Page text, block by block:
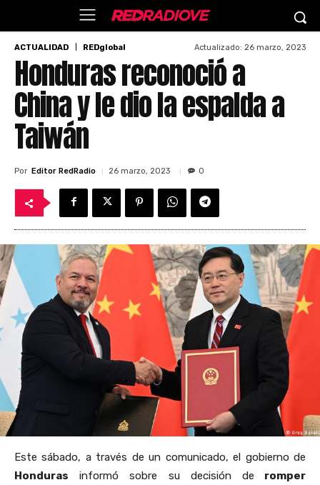
ACTUALIDAD REDglobal Actualizado: 26 marzo, 2023
Honduras reconoció a
China y le dio la espalda a
Taiwán
Por Editor RedRadio 26 marzo, 2023 0
Este sábado, a través de un comunicado, el gobierno de
Honduras informó sobre su decisión de romper